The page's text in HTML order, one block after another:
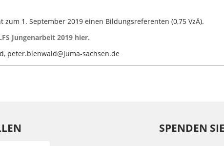
1. September 2019 einen Bildungsreferenten (0,75 VzÄ).
Jungenarbeit 2019 hier.
peter.bienwald@juma-sachsen.de
SPENDEN